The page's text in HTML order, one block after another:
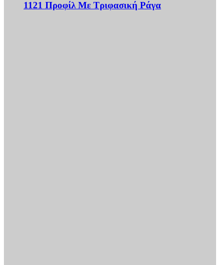
1121 Προφίλ Με Τριφασική Ράγα